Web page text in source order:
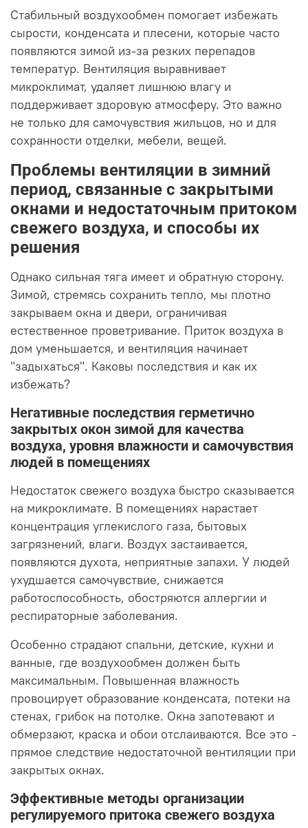
Стабильный воздухообмен помогает избежать
сырости, конденсата и плесени, которые часто
появляются зимой из-за резких перепадов
температур. Вентиляция выравнивает
микроклимат, удаляет лишнюю влагу и
поддерживает здоровую атмосферу. Это важно
не только для самочувствия жильцов, но и для
сохранности отделки, мебели, вещей.
Проблемы вентиляции в зимний
период, связанные с закрытыми
окнами и недостаточным притоком
свежего воздуха, и способы их
решения
Однако сильная тяга имеет и обратную сторону.
Зимой, стремясь сохранить тепло, мы плотно
закрываем окна и двери, ограничивая
естественное проветривание. Приток воздуха в
дом уменьшается, и вентиляция начинает
"задыхаться". Каковы последствия и как их
избежать?
Негативные последствия герметично
закрытых окон зимой для качества
воздуха, уровня влажности и самочувствия
людей в помещениях
Недостаток свежего воздуха быстро сказывается
на микроклимате. В помещениях нарастает
концентрация углекислого газа, бытовых
загрязнений, влаги. Воздух застаивается,
появляются духота, неприятные запахи. У людей
ухудшается самочувствие, снижается
работоспособность, обостряются аллергии и
респираторные заболевания.
Особенно страдают спальни, детские, кухни и
ванные, где воздухообмен должен быть
максимальным. Повышенная влажность
провоцирует образование конденсата, потеки на
стенах, грибок на потолке. Окна запотевают и
обмерзают, краска и обои отслаиваются. Все это -
прямое следствие недостаточной вентиляции при
закрытых окнах.
Эффективные методы организации
регулируемого притока свежего воздуха